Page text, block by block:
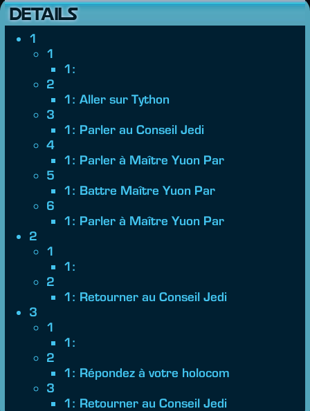
DETAILS
1
1
1:
2
1: Aller sur Tython
3
1: Parler au Conseil Jedi
4
1: Parler à Maître Yuon Par
5
1: Battre Maître Yuon Par
6
1: Parler à Maître Yuon Par
2
1
1:
2
1: Retourner au Conseil Jedi
3
1
1:
2
1: Répondez à votre holocom
3
1: Retourner au Conseil Jedi